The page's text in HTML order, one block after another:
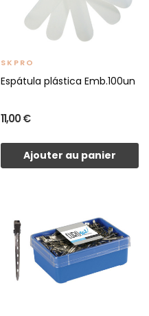
SKPRO
Espátula plástica Emb.100un
11,00 €
Ajouter au panier